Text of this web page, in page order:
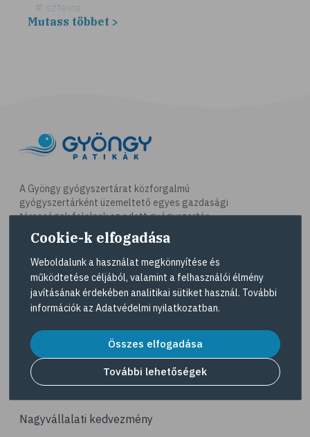
# sztevia
# fogadalom
# célkitűzés
# étkezési napló
# hal
# egészséges táplálkozás
# omega-3
# A-vitamin
# ásványi anyagok
# ízületi fájdalom
# ízületek
# csontok
# porckopás
Mutass többet >
A Gyöngy gyógyszertárat közforgalmú
gyógyszertárként üzemeltető egyes gazdasági
társaságok felelnek az adott gyógyszertár
működésért. A Gyöngy gyógyszertárak listáját és
elérhetőségeit a Gyógyszertár kereső
tekintheti meg.
Navigáció
Dermokozmetikumok
Gyöngy Patika Magazin
Nagyvállalati kedvezmény
Cookie-k elfogadása
Weboldalunk a használat megkönnyítése és
működtetése céljából, valamint a felhasználói élmény
javításának érdekében analitikai sütiket használ. További
információk az Adatvédelmi nyilatkozatban.
Összes elfogadása
További lehetőségek